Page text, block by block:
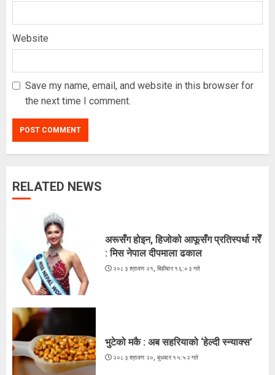
Website
Save my name, email, and website in this browser for
the next time I comment.
RELATED NEWS
अरूसँग होइन, हिजोको आफूसँग प्रतिस्पर्धा गरेँ
: मिस नेपाल दीपमाला ढकाल
२०८३ श्रावण २१, बिहीबार १६:०३ गते
भुटेको मकै : अब सहरियाको ‘हेल्दी स्न्याक्स’
२०८३ श्रावण २०, बुधबार १५:५२ गते